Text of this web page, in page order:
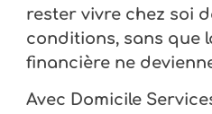
rester vivre chez soi
conditions, sans que
financière ne
Avec Domicile